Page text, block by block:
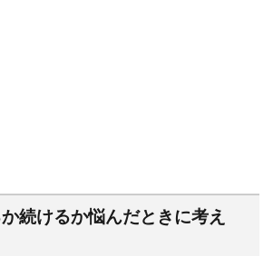
続けるか悩んだときに考え